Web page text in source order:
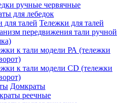
ручные червячные
для лебедок
Тележки для талей
передвижения тали ручной
к тали модели РА (тележки
к тали модели CD (тележки
Домкраты
реечные